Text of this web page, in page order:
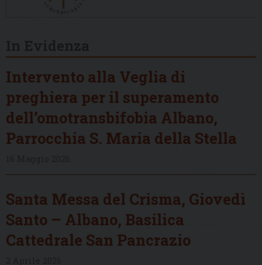
Intervento alla Veglia di
preghiera per il superamento
dell’omotransbifobia Albano,
Parrocchia S. Maria della Stella
Santa Messa del Crisma, Giovedì
Santo – Albano, Basilica
Cattedrale San Pancrazio